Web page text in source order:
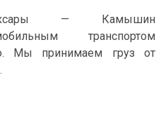
— Камышин
транспортом
Мы принимаем груз от